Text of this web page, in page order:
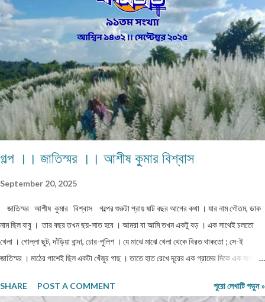
এই কঠোর এবং কঠিন পরিস্থিতিতেও নীলিমার মা শ্রীমতী মেনকা‚ সংসার সামলে তার ছেলেমেয়েদের
পড়াশুনার প্রতি যথেষ্ট তৎপর ও সহানুভূতিশীল। তাদের পড়াশুনায় কোনো খামতি রাখেননি। যথা সময়ে
তাদেরকে বিদ্যালয়ের মুখ দেখিয়েছে – টিউশনের বন্দোবস্ত করেছে। তাদের জীবন যাতে সুখকর হয় সেটাই
প্রতিদিন ভগবানের কাছে প্রার্থনা করেছে। পাঁচ-পাঁচটি ছেলেমেয়ের মধ্যে সবাইকে উচ্চশিক্ষিত করে তোলা
একপ...
গল্প ।। জাতিস্মর ।। আশীষ কুমার বিশ্বাস
September 20, 2025
জাতিস্মর আশীষ কুমার বিশ্বাস গল্পের শুরুটা প্রায় ষাট বছর আগের কথা । যার নাম গৌতম, ডাক
নাম ছিল বাবু । তার বছর তখন ছয়-সাত হবে । আমরা বা আমি তখন একটু বড় । এক সাথেই চলতো
খেলা । গোল্লা ছুট, দাঁড়িয়া বান্দা, চোর-পুলিশ । যে মাঝে মাঝে খেলা থেকে বিরত থাকতো ; সে-ই
জাতিস্মর । মাঠের পাশেই ছিল একটা খেঁজুর গাছ । তাতে হাত রেখে দূরের এক গ্রামের দিকে এক মনে
চল্লিশ মিনিট লাগবে । মাঝে জলে ভরপুর দেখে কখনো যাওয়া হয়নি । বাবু কে যখন বলতাম, ওপারে কি
SHARE POST A COMMENT পুরো লেখাটি পড়ুন »